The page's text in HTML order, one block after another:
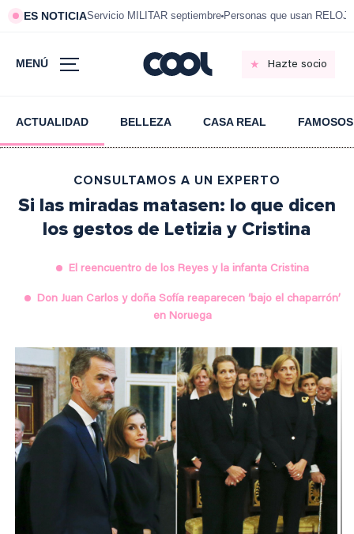
ES NOTICIAServicio MILITAR septiembre Personas que usan RELOJ
MENÚ Hazte socio
ACTUALIDAD BELLEZA CASA REAL FAMOSOS
CONSULTAMOS A UN EXPERTO
Si las miradas matasen: lo que dicen
los gestos de Letizia y Cristina
El reencuentro de los Reyes y la infanta Cristina
Don Juan Carlos y doña Sofía reaparecen ‘bajo el chaparrón’
en Noruega